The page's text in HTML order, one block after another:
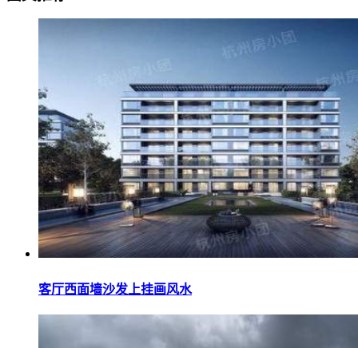
客厅西面墙沙发上挂画风水